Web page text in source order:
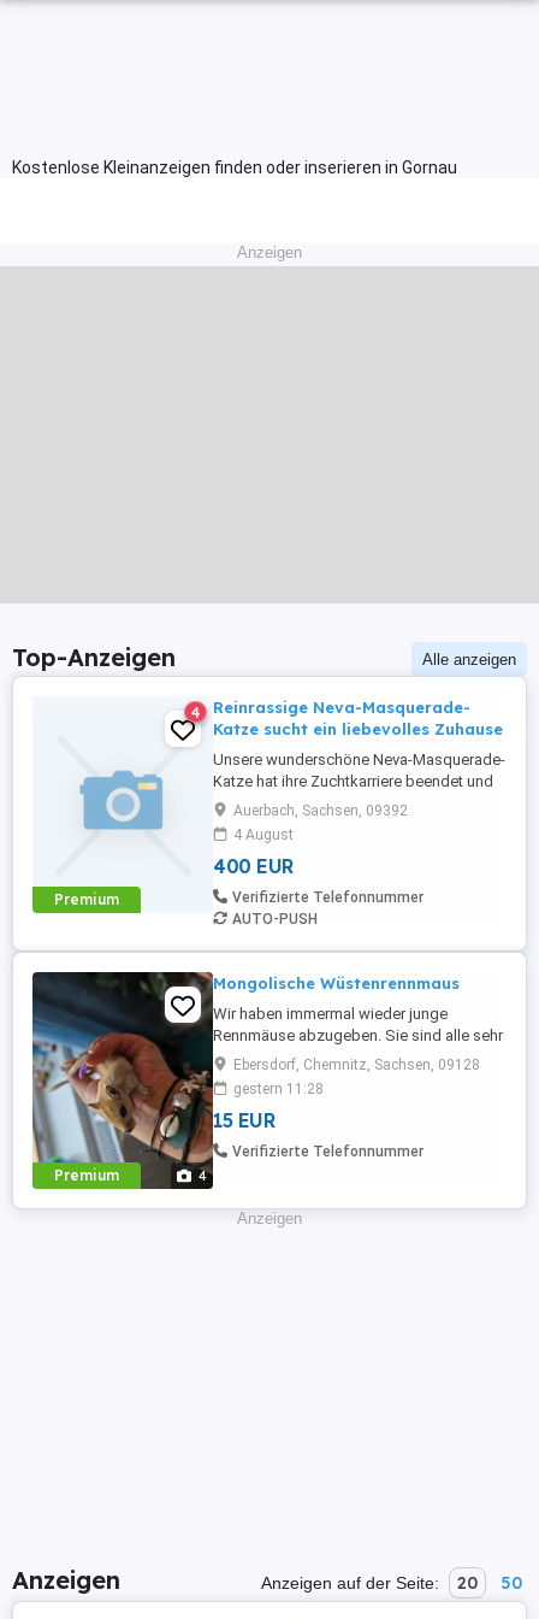
Kostenlose Kleinanzeigen finden oder inserieren in Gornau
Anzeigen
Top-Anzeigen Alle anzeigen
Premium
4
Reinrassige Neva-Masquerade-
Katze sucht ein liebevolles Zuhause
Unsere wunderschöne Neva-Masquerade-
Katze hat ihre Zuchtkarriere beendet und
sucht nun ihren Menschen oder eine
liebevolle Familie, bei der sie für immer
ankommen darf. Sie ist kastriert,
vollständig geimpft, tierärztlich untersucht
und auf die wichtigsten
Infektionskrankheiten getestet.
Auerbach, Sachsen, 09392
4 August
400 EUR
Verifizierte Telefonnummer
AUTO-PUSH
Premium 4
Mongolische Wüstenrennmaus
Wir haben immermal wieder junge
Rennmäuse abzugeben. Sie sind alle sehr
neugierig, aufgeweckt und an die Hand
gewöhnt . AKTUELL 4 Männchen Pro
Maus 15 EUR Ab 2 Mäuschen 12 EUR
Abholung in 09131 Chemnitz
Ebersdorf, Chemnitz, Sachsen, 09128
gestern 11:28
15 EUR
Verifizierte Telefonnummer
Anzeigen
Anzeigen Anzeigen auf der Seite: 20 50